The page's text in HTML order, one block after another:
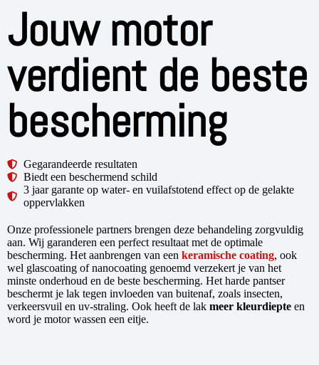
Jouw motor
verdient de beste
bescherming
Gegarandeerde resultaten
Biedt een beschermend schild
3 jaar garante op water- en vuilafstotend effect op de gelakte
oppervlakken
Onze professionele partners brengen deze behandeling zorgvuldig
aan. Wij garanderen een perfect resultaat met de optimale
bescherming. Het aanbrengen van een keramische coating, ook
wel glascoating of nanocoating genoemd verzekert je van het
minste onderhoud en de beste bescherming. Het harde pantser
beschermt je lak tegen invloeden van buitenaf, zoals insecten,
verkeersvuil en uv-straling. Ook heeft de lak meer kleurdiepte en
word je motor wassen een eitje.